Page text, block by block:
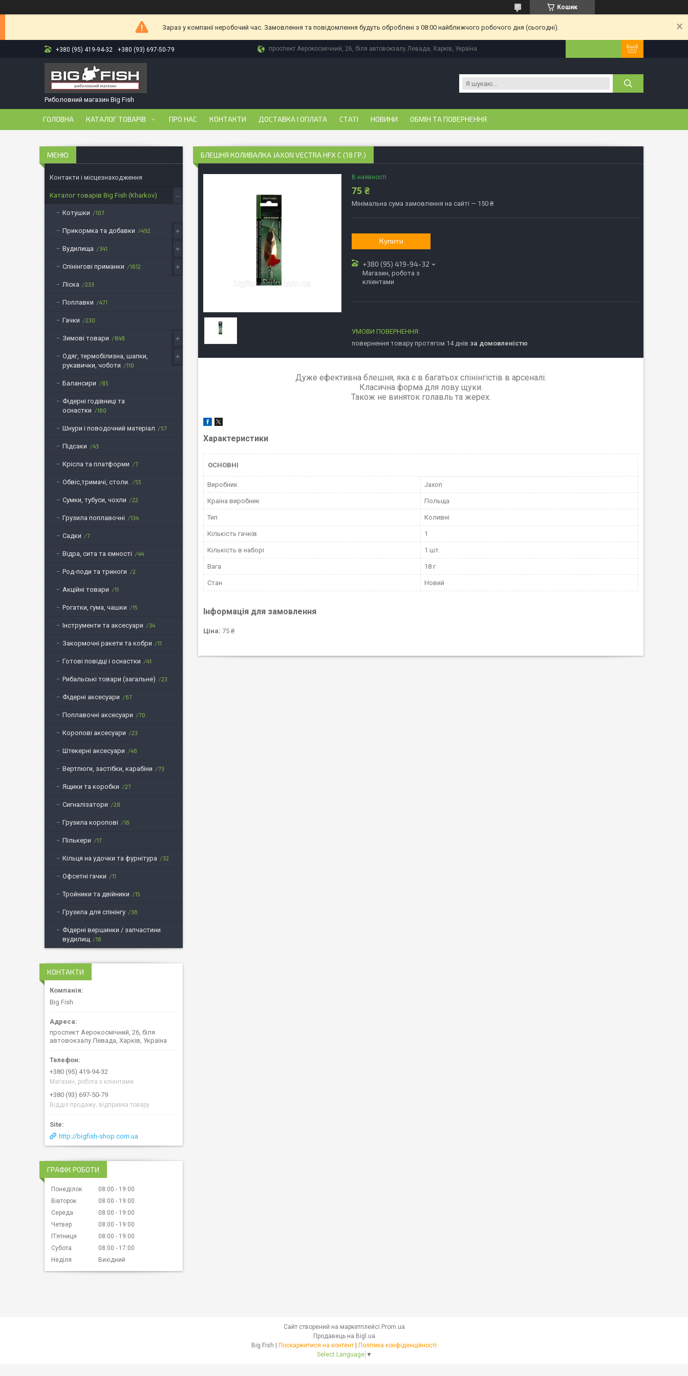
Кошик
Зараз у компанії неробочий час. Замовлення та повідомлення будуть оброблені з 08:00 найближчого робочого дня (сьогодні).
+380 (95) 419-94-32 +380 (93) 697-50-79 проспект Аерокосмічний, 26, біля автовокзалу Левада, Харків, Україна
Риболовний магазин Big Fish
ГОЛОВНА КАТАЛОГ ТОВАРІВ ПРО НАС КОНТАКТИ ДОСТАВКА І ОПЛАТА СТАТІ НОВИНИ ОБМІН ТА ПОВЕРНЕННЯ
БЛЕШНЯ КОЛИВАЛКА JAXON VECTRA HFX C (18 ГР.)
В наявності
75 ₴
Мінімальна сума замовлення на сайті — 150 ₴
Купити
+380 (95) 419-94-32
Магазин, робота з
кліентами
повернення товару протягом 14 днів за домовленістю
Дуже ефективна блешня, яка є в багатьох спінінгістів в арсеналі.
Класична форма для лову щуки.
Також не виняток голавль та жерех.
Характеристики
ОСНОВНІ
Виробник Jaxon
Країна виробник Польща
Тип Коливні
Кількість гачків 1
Кількість в наборі 1 шт.
Вага 18 г
Стан Новий
Інформація для замовлення
Ціна: 75 ₴
Контакти і місцезнаходження
Каталог товарів Big Fish (Kharkov)
Котушки 107
Прикормка та добавки 492
Вудилища 341
Спінінгові приманки 1612
Ліска 233
Поплавки 471
Гачки 230
Зимові товари 848
Одяг, термобілизна, шапки,
рукавички, чоботи
110
Балансири 85
Фідерні годівниці та
оснастки
160
Шнури і поводочний матеріал 57
Підсаки 43
Крісла та платформи 7
Обвіс,тримачі, столи. 55
Сумки, тубуси, чохли 22
Грузила поплавочні 134
Садки 7
Відра, сита та ємності 44
Род-поди та триноги 2
Акційні товари 11
Рогатки, гума, чашки 15
Інструменти та аксесуари 34
Закормочні ракети та кобри 11
Готові повідці і оснастки 41
Рибальські товари (загальне) 23
Фідерні аксесуари 67
Поплавочні аксесуари 70
Коропові аксесуари 23
Штекерні аксесуари 46
Вертлюги, застібки, карабіни 73
Ящики та коробки 27
Сигналізатори 28
Грузила коропові 16
Пількери 17
Кільця на удочки та фурнітура 32
Офсетні гачки 11
Тройники та двійники 15
Грузила для спінінгу 36
Фідерні вершинки / запчастини
вудилищ
16
КОНТАКТИ
Big Fish
проспект Аерокосмічний, 26, біля
автовокзалу Левада, Харків, Україна
+380 (95) 419-94-32
Магазин, робота з кліентами
+380 (93) 697-50-79
Відділ продажу, відправка товару
http://bigfish-shop.com.ua
ГРАФІК РОБОТИ
Понеділок 08:00
19:00
Вівторок
08:00
19:00
Середа
08:00
19:00
Четвер
08:00
19:00
Пʼятниця
08:00
19:00
Субота
08:00
17:00
Неділя
Вихідний
Сайт створений на маркетплейсі Prom.ua
Продавець на Bigl.ua
Big Fish | Поскаржитися на контент | Політика конфіденційності
Select Language ▼